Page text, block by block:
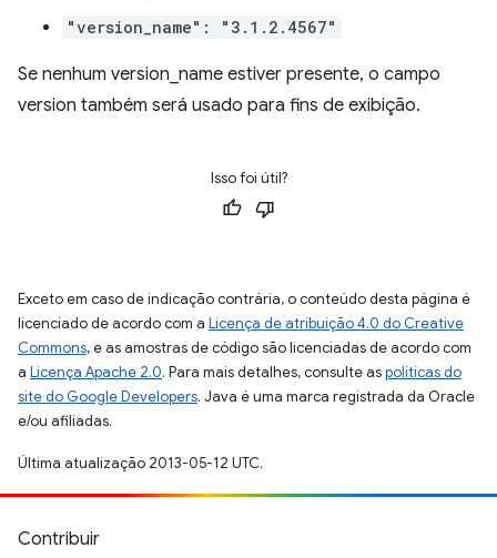
"version_name": "3.1.2.4567"
Se nenhum version_name estiver presente, o campo
version também será usado para fins de exibição.
Isso foi útil?
Exceto em caso de indicação contrária, o conteúdo desta página é
licenciado de acordo com a Licença de atribuição 4.0 do Creative
Commons, e as amostras de código são licenciadas de acordo com
a Licença Apache 2.0. Para mais detalhes, consulte aspolíticas do
site do Google Developers. Java é uma marca registrada da Oracle
e/ou afiliadas.
Última atualização 2013-05-12 UTC.
Contribuir